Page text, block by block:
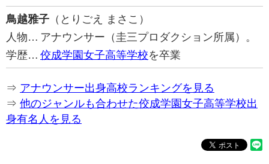
鳥越雅子 （とりごえ まさこ）
人物… アナウンサー（圭三プロダクション所属）。
学歴… 佼成学園女子高等学校を卒業
⇒ アナウンサー出身高校ランキングを見る
⇒ 他のジャンルも合わせた佼成学園女子高等学校出
身有名人を見る